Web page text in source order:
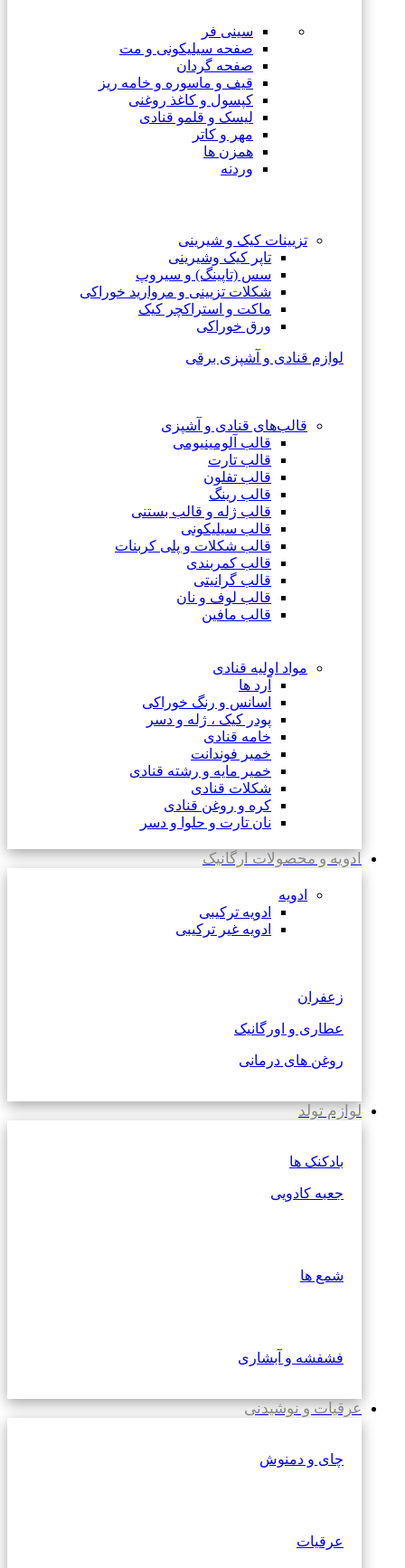
سینی فر
صفحه سیلیکونی و مت
صفحه گردان
قیف و ماسوره و خامه ریز
کپسول و کاغذ روغنی
لیسک و قلمو قنادی
مهر و کاتر
همزن ها
وردنه
تزیینات کیک و شیرینی
تاپر کیک وشیرینی
سس (تاپینگ) و سیروپ
شکلات تزیینی و مروارید خوراکی
ماکت و استراکچر کیک
ورق خوراکی
لوازم قنادی و آشپزی برقی
قالب‌های قنادی و آشپزی
قالب آلومینیومی
قالب تارت
قالب تفلون
قالب رینگ
قالب ژله و قالب بستنی
قالب سیلیکونی
قالب شکلات و پلی کربنات
قالب کمربندی
قالب گرانیتی
قالب لوف و نان
قالب مافین
مواد اولیه قنادی
آرد ها
اسانس و رنگ خوراکی
پودر کیک ، ژله و دسر
خامه قنادی
خمیر فوندانت
خمیر مایه و رشته قنادی
شکلات قنادی
کره و روغن قنادی
نان تارت و حلوا و دسر
ادویه و محصولات ارگانیک
ادویه
ادویه ترکیبی
ادویه غیر ترکیبی
زعفران
عطاری و اورگانیک
روغن های درمانی
لوازم تولد
بادکنک ها
جعبه کادویی
شمع ها
فشفشه و آبشاری
عرقیات و نوشیدنی
چای و دمنوش
عرقیات